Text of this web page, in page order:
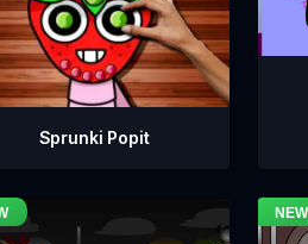
Sprunki Popit